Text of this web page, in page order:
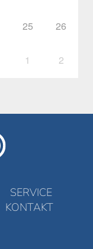
25 26
1 2
SERVICE
KONTAKT